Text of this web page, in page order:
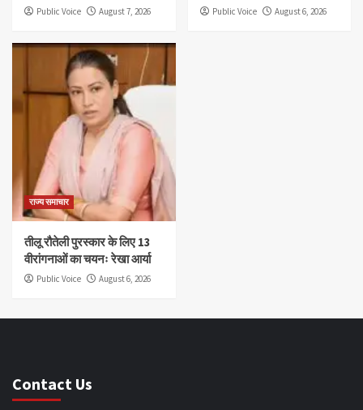
Public Voice August 7, 2026 Public Voice August 6, 2026
राज्य समाचार
तीलू रौतेली पुरस्कार के लिए 13
वीरांगनाओं का चयनः रेखा आर्या
Public Voice August 6, 2026
Contact Us